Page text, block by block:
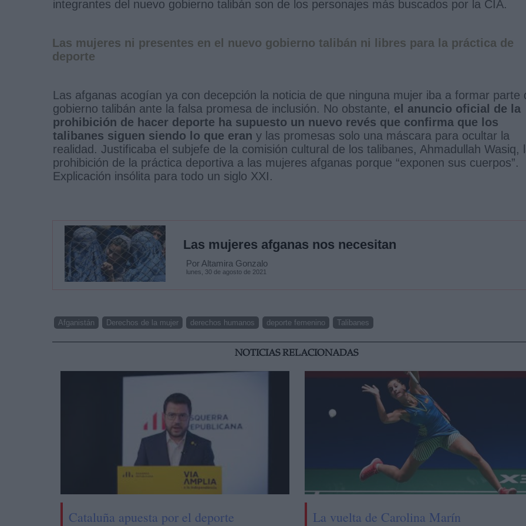
integrantes del nuevo gobierno talibán son de los personajes más buscados por la CIA.
Las mujeres ni presentes en el nuevo gobierno talibán ni libres para la práctica de
deporte
Las afganas acogían ya con decepción la noticia de que ninguna mujer iba a formar parte
gobierno talibán ante la falsa promesa de inclusión. No obstante, el anuncio oficial de la
prohibición de hacer deporte ha supuesto un nuevo revés que confirma que los
talibanes siguen siendo lo que eran y las promesas solo una máscara para ocultar la
realidad. Justificaba el subjefe de la comisión cultural de los talibanes, Ahmadullah Wasiq,
prohibición de la práctica deportiva a las mujeres afganas porque “exponen sus cuerpos”.
Explicación insólita para todo un siglo XXI.
Las mujeres afganas nos necesitan
Por Altamira Gonzalo
lunes, 30 de agosto de 2021
Afganistán Derechos de la mujer derechos humanos deporte femenino Talibanes
NOTICIAS RELACIONADAS
Cataluña apuesta por el deporte
La vuelta de Carolina Marín